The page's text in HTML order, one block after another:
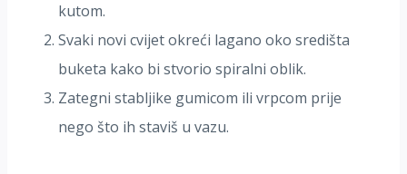
kutom.
Svaki novi cvijet okreći lagano oko središta
buketa kako bi stvorio spiralni oblik.
Zategni stabljike gumicom ili vrpcom prije
nego što ih staviš u vazu.